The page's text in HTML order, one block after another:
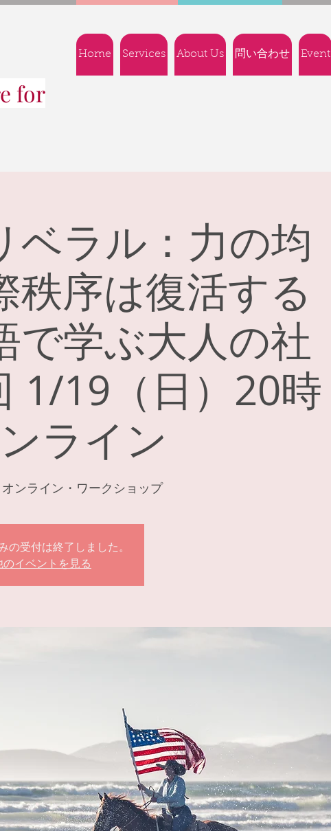
for
Home Services About Us 問い合わせ Event
ベラル：力の均
秩序は復活する
で学ぶ大人の社
1/19（日）20時
ライン
オンライン・ワークショップ
の受付は終了しました。
のイベントを見る